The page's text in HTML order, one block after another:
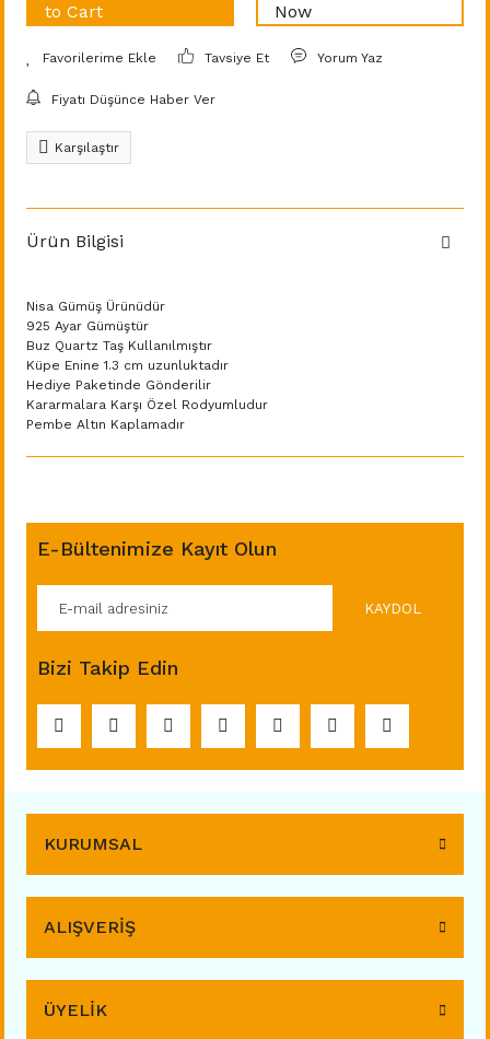
to Cart
Now
Tavsiye Et Yorum Yaz
Fiyatı Düşünce Haber Ver
Karşılaştır
Ürün Bilgisi
Nisa Gümüş Ürünüdür
925 Ayar Gümüştür
Buz Quartz Taş Kullanılmıştır
Küpe Enine 1.3 cm uzunluktadır
Hediye Paketinde Gönderilir
Kararmalara Karşı Özel Rodyumludur
Pembe Altın Kaplamadır
E-Bültenimize Kayıt Olun
KAYDOL
Bizi Takip Edin
KURUMSAL
ALIŞVERİŞ
ÜYELİK